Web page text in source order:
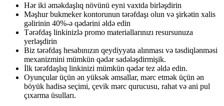
Hər iki əməkdaşlıq növünü eyni vaxtda birləşdirin
Məşhur bukmeker kontorunun tərəfdaşı olun və şirkətin xalis
gəlirinin 40%-ə qədərini əldə edin
Tərəfdaş linkinizlə promo materiallarınızı resursunuza
yerləşdirin
Biz tərəfdaş hesabınızın qeydiyyata alınması və təsdiqlənməsi
mexanizmini mümkün qədər sadələşdirmişik.
İlk tərəfdaşlıq linkinizi mümkün qədər tez əldə edin.
Oyunçular üçün ən yüksək əmsallar, mərc etmək üçün ən
böyük hadisə seçimi, çevik mərc qurucusu, rahat və ani pul
çıxarma üsulları.